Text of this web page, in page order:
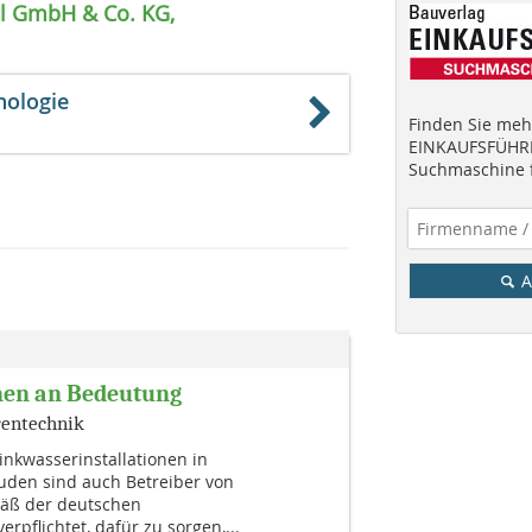
GmbH & Co. KG,
an Bedeutung
in
sind auch Betreiber von
der deutschen
dafür zu sorgen,...
Finden Sie